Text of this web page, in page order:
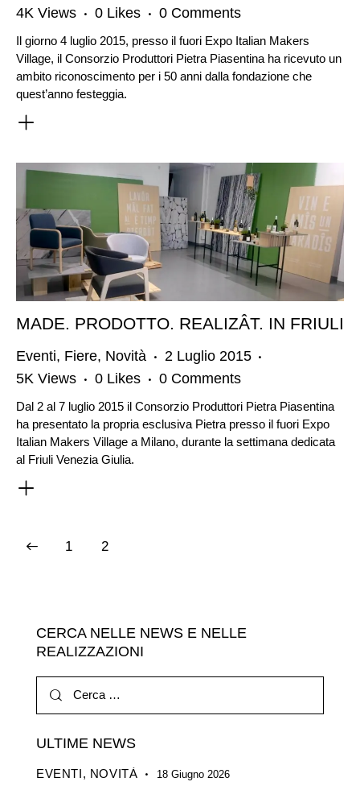
4K Views 0 Likes 0 Comments
Il giorno 4 luglio 2015, presso il fuori Expo Italian Makers
Village, il Consorzio Produttori Pietra Piasentina ha ricevuto un
ambito riconoscimento per i 50 anni dalla fondazione che
quest’anno festeggia.
MADE. PRODOTTO. REALIZÂT. IN FRIULI
Eventi, Fiere, Novità
2 Luglio 2015
5K Views 0 Likes 0 Comments
Dal 2 al 7 luglio 2015 il Consorzio Produttori Pietra Piasentina
ha presentato la propria esclusiva Pietra presso il fuori Expo
Italian Makers Village a Milano, durante la settimana dedicata
al Friuli Venezia Giulia.
PAGINAZIONE
Page
1 Page
2
CERCA NELLE NEWS E NELLE
REALIZZAZIONI
per:
ULTIME NEWS
EVENTI, NOVITÀ 18 Giugno 2026